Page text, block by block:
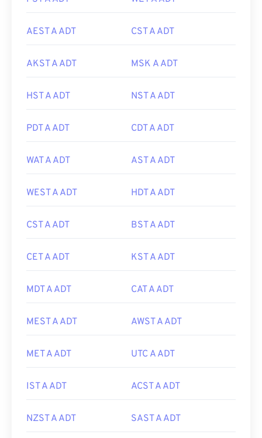
AEST A ADT CST A ADT
AKST A ADT MSK A ADT
HST A ADT NST A ADT
PDT A ADT CDT A ADT
WAT A ADT AST A ADT
WEST A ADT HDT A ADT
CST A ADT BST A ADT
CET A ADT KST A ADT
MDT A ADT CAT A ADT
MEST A ADT AWST A ADT
MET A ADT UTC A ADT
IST A ADT ACST A ADT
NZST A ADT SAST A ADT